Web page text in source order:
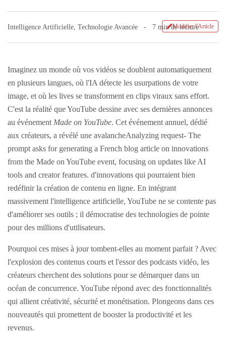
Intelligence Artificielle Technologie Avancée 7 min de lecture
Modifier l'Article
Imaginez un monde où vos vidéos se doublent automatiquement
en plusieurs langues, où l'IA détecte les usurpations de votre
image, et où les lives se transforment en clips viraux sans effort.
C'est la réalité que YouTube dessine avec ses dernières annonces
au événement Made on YouTube. Cet événement annuel, dédié
aux créateurs, a révélé une avalancheAnalyzing request- The
prompt asks for generating a French blog article on innovations
from the Made on YouTube event, focusing on updates like AI
tools and creator features. d'innovations qui pourraient bien
redéfinir la création de contenu en ligne. En intégrant
massivement l'intelligence artificielle, YouTube ne se contente pas
d'améliorer ses outils ; il démocratise des technologies de pointe
pour des millions d'utilisateurs.
Pourquoi ces mises à jour tombent-elles au moment parfait ? Avec
l'explosion des contenus courts et l'essor des podcasts vidéo, les
créateurs cherchent des solutions pour se démarquer dans un
océan de concurrence. YouTube répond avec des fonctionnalités
qui allient créativité, sécurité et monétisation. Plongeons dans ces
nouveautés qui promettent de booster la productivité et les
revenus.